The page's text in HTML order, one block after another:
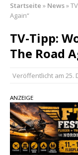
Carly
pez
Startseite » News»
Again“
TV-Tipp:
The Road
Veröffentlicht am 25.
ANZEIGE